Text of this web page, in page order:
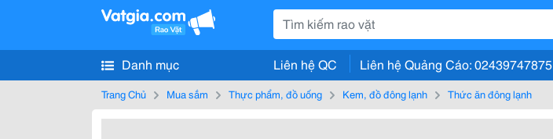
Danh mục Liên hệ QC Liên hệ Quảng Cáo: 02439747875
Trang Chủ Mua sắm Thực phẩm, đồ uống Kem, đồ đông lạnh Thức ăn đông lạnh